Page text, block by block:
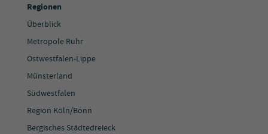
Regionen
Überblick
Metropole Ruhr
Ostwestfalen-Lippe
Münsterland
Südwestfalen
Region Köln/Bonn
Bergisches Städtedreieck